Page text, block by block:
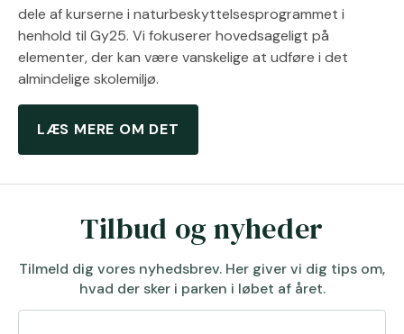
dele af kurserne i naturbeskyttelsesprogrammet i
henhold til Gy25. Vi fokuserer hovedsageligt på
elementer, der kan være vanskelige at udføre i det
almindelige skolemiljø.
LÆS MERE OM DET
Tilbud og nyheder
Tilmeld dig vores nyhedsbrev. Her giver vi dig tips om,
hvad der sker i parken i løbet af året.